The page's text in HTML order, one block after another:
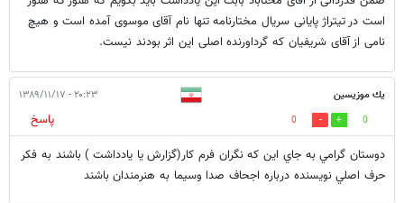
است در تیتراژ پایانی سریال مختارنامه تنها نام آقای موسوی آمده است و هیچ
نامی از آقای شریفیان که گرداورنده اصلی این اثر بودند نیست.
يك موزيسين ۲۰:۲۳ - ۱۳۸۹/۱۱/۱۷
0
0
پاسخ
دوستان گرامي به جاي اين كه نگران فرم كار(گزارش يا يادداشت ) باشند به فكر
حرف اصلي نويسنده درباره اجحاف صدا وسيما به هنرمندان باشند